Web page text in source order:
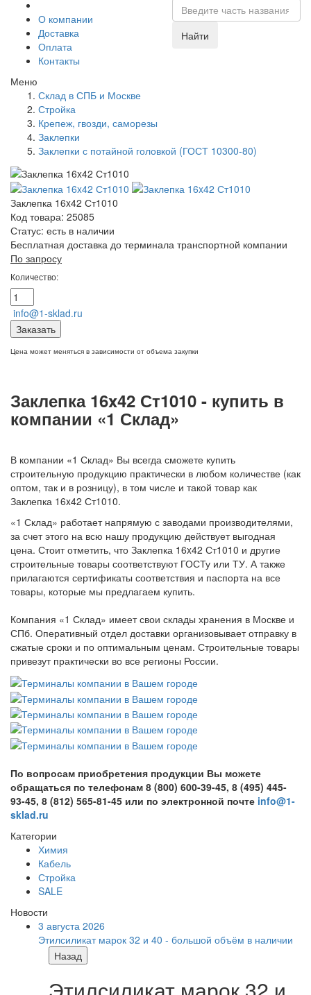
О компании
Доставка
Оплата
Контакты
Найти
Меню
Склад в СПБ и Москве
Стройка
Крепеж, гвозди, саморезы
Заклепки
Заклепки с потайной головкой (ГОСТ 10300-80)
Заклепка 16x42 Ст1010
Код товара: 25085
Статус: есть в наличии
Бесплатная доставка до терминала транспортной компании
По запросу
Количество:
info@1-sklad.ru
Заказать
Цена может меняться в зависимости от объема закупки
Заклепка 16x42 Ст1010 - купить в
компании «1 Склад»
В компании «1 Склад» Вы всегда сможете купить
строительную продукцию практически в любом количестве (как
оптом, так и в розницу), в том числе и такой товар как
Заклепка 16x42 Ст1010.
«1 Склад» работает напрямую с заводами производителями,
за счет этого на всю нашу продукцию действует выгодная
цена. Стоит отметить, что Заклепка 16x42 Ст1010 и другие
строительные товары соответствуют ГОСТу или ТУ. А также
прилагаются сертификаты соответствия и паспорта на все
товары, которые мы предлагаем купить.
Компания «1 Склад» имеет свои склады хранения в Москве и
СПб. Оперативный отдел доставки организовывает отправку в
сжатые сроки и по оптимальным ценам. Строительные товары
привезут практически во все регионы России.
По вопросам приобретения продукции Вы можете
обращаться по телефонам 8 (800) 600-39-45, 8 (495) 445-
93-45, 8 (812) 565-81-45 или по электронной почте info@1-
sklad.ru
Категории
Химия
Кабель
Стройка
SALE
Новости
3 августа 2026
Этилсиликат марок 32 и 40 - большой объём в наличии
Назад